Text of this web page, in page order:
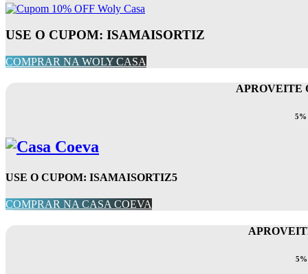
USE O CUPOM: ISAMAISORTIZ
COMPRAR NA WOLY CASA
APROVEITE
5%
USE O CUPOM: ISAMAISORTIZ5
COMPRAR NA CASA COEVA
5%